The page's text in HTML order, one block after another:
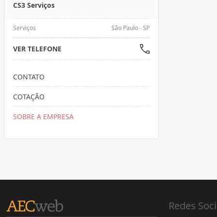
CS3 Serviços
Serviços São Paulo - SP
VER TELEFONE
CONTATO
COTAÇÃO
SOBRE A EMPRESA
Redes